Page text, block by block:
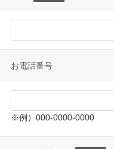
お電話番号
※例）000-0000-0000